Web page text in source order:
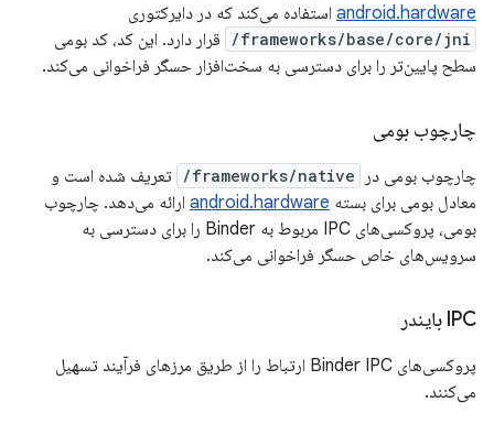
android.hardware استفاده می‌کند که در دایرکتوری
frameworks/base/core/jni/
قرار دارد. این کد، کد بومی
سطح پایین‌تر را برای دسترسی به سخت‌افزار حسگر فراخوانی می‌کند.
چارچوب بومی
چارچوب بومی در frameworks/native/
تعریف شده است و
معادل بومی برای بسته android.hardware ارائه می‌دهد. چارچوب
بومی، پروکسی‌های IPC مربوط به Binder را برای دسترسی به
سرویس‌های خاص حسگر فراخوانی می‌کند.
IPC بایندر
پروکسی‌های Binder IPC ارتباط را از طریق مرزهای فرآیند تسهیل
می‌کنند.